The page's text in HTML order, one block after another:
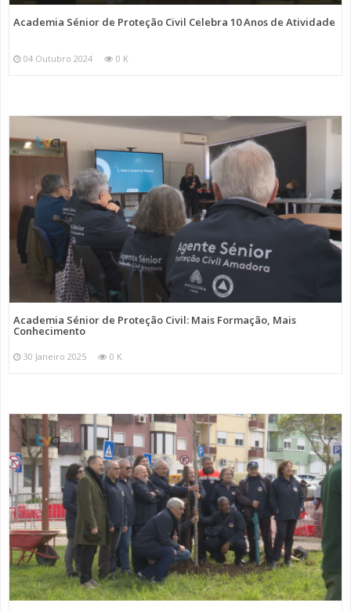
Academia Sénior de Proteção Civil Celebra 10 Anos de Atividade
04 Outubro 2024 0 K
Academia Sénior de Proteção Civil: Mais Formação, Mais
Conhecimento
30 Janeiro 2025 0 K